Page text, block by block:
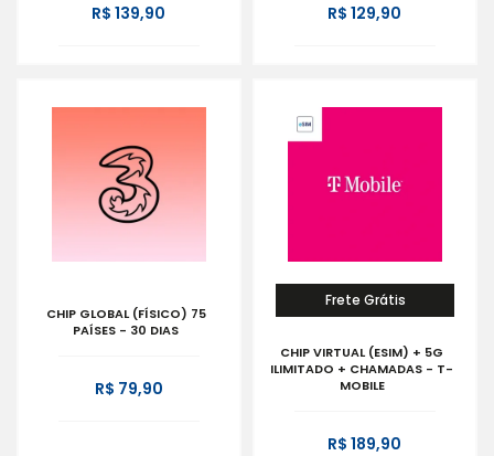
R$ 139,90 R$ 129,90
CHIP GLOBAL (FÍSICO) 75
PAÍSES - 30 DIAS
R$ 79,90
Frete Grátis
CHIP VIRTUAL (ESIM) + 5G
ILIMITADO + CHAMADAS - T-
MOBILE
R$ 189,90